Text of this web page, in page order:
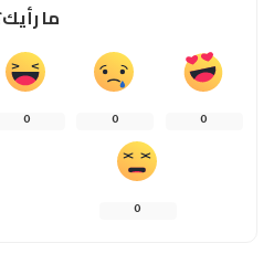
ما
0
0
0
0